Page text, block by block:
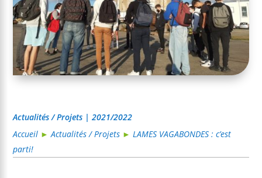
Actualités / Projets | 2021/2022
Accueil ►Actualités / Projets ►LAMES VAGABONDES : c’est
parti!